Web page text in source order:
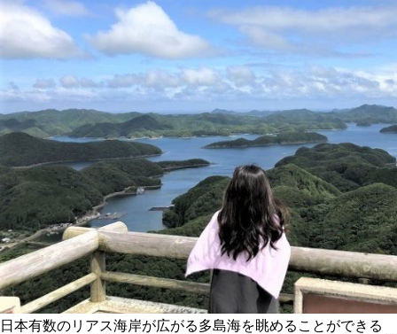
日本有数のリアス海岸が広がる多島海を眺めることができる